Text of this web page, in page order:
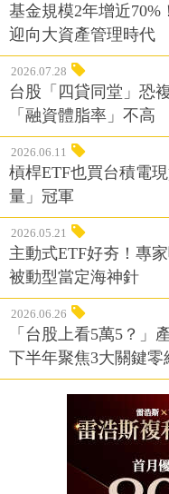
基金規模2年增近
迎向大資產管理時代
2026.07.28
台股「四貸同堂」恐
「融資體脂率」不高
2026.06.11
槓桿ETF也買台積電
量」冠軍
2026.05.21
主動式ETF好夯！專
被動型當定海神針
2026.06.26
「台股上看5萬5？」
下半年聚焦3大關鍵零